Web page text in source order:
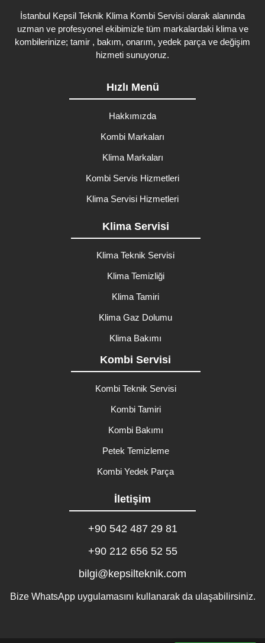
İstanbul Kepsil Teknik Klima Kombi Servisi olarak alanında
uzman ve profesyonel ekibimizle tüm markalardaki klima ve
kombilerinize; tamir , bakım, onarım, yedek parça ve değişim
hizmeti sunuyoruz.
Hızlı Menü
Hakkımızda
Kombi Markaları
Klima Markaları
Kombi Servis Hizmetleri
Klima Servisi Hizmetleri
Klima Servisi
Klima Teknik Servisi
Klima Temizliği
Klima Tamiri
Klima Gaz Dolumu
Klima Bakımı
Kombi Servisi
Kombi Teknik Servisi
Kombi Tamiri
Kombi Bakımı
Petek Temizleme
Kombi Yedek Parça
İletişim
+90 542 487 29 81
+90 212 656 52 55
bilgi@kepsilteknik.com
Bize WhatsApp uygulamasını kullanarak da ulaşabilirsiniz.